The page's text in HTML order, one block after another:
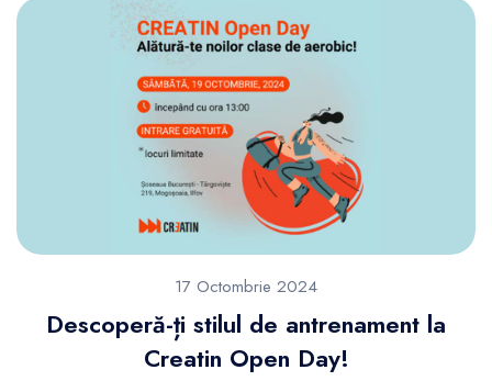
17 Octombrie 2024
Descoperă-ți stilul de antrenament la
Creatin Open Day!